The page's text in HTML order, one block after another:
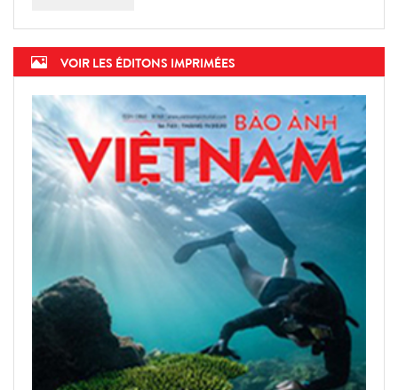
VOIR LES ÉDITONS IMPRIMÉES